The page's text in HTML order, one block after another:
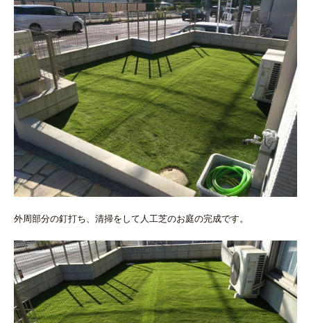
外周部分の釘打ち、清掃をして人工芝のお庭の完成です。